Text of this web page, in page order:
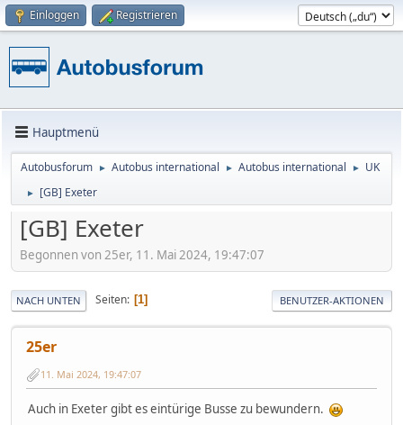
Einloggen Registrieren
Hauptmenü
Autobusforum ► Autobus international ► Autobus international ► UK
► [GB] Exeter
[GB] Exeter
Begonnen von 25er, 11. Mai 2024, 19:47:07
NACH UNTEN Seiten 1 BENUTZER-AKTIONEN
25er
11. Mai 2024, 19:47:07
Auch in Exeter gibt es eintürige Busse zu bewundern.